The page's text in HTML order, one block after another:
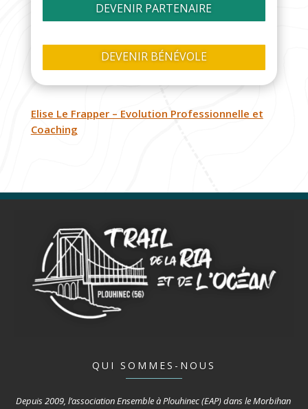
DEVENIR PARTENAIRE
DEVENIR BÉNÉVOLE
Elise Le Frapper – Evolution Professionnelle et
Coaching
QUI SOMMES-NOUS
Depuis 2009, l’association Ensemble à Plouhinec (EAP) dans le Morbihan